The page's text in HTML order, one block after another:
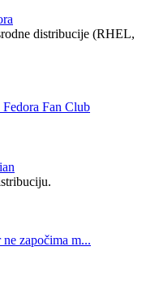
distribucije (RHEL,
Fan Club
započima m...